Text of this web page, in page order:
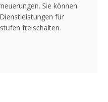
Sie können
für
freischalten.